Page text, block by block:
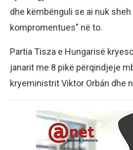
dhe këmbënguli se ai nuk
kompromentues” në to.
Partia Tisza e Hungarisë
janarit me 8 pikë përqindjeje
kryeministrit Viktor Orbán dhe